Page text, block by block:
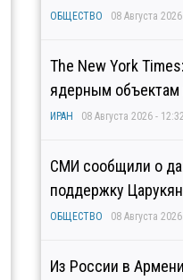
ОБЩЕСТВО 08 Августа
The New York
ядерным объектам
ИРАН 08 Августа 2026 - 12:32
СМИ сообщили о
поддержку
ОБЩЕСТВО 08 Августа 2026
Из России в